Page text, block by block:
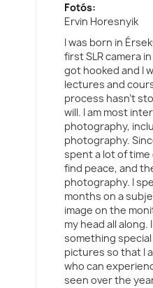
Fotós:
Ervin Horesnyik
I was born in
first SLR camera
got hooked and I
lectures and
process hasn't
will. I am most
photography,
photography.
spent a lot of
find peace, and
photography. I
months on a
image on the
my head all
something
pictures so that I
who can
seen over the